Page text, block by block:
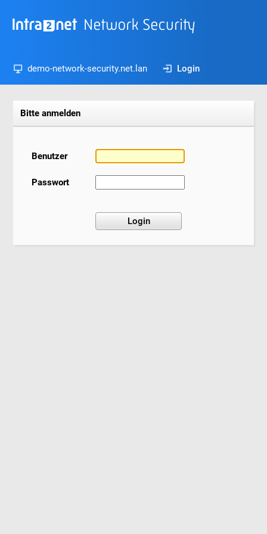
demo-network-security.net.lan Login
Bitte anmelden
Benutzer
Passwort